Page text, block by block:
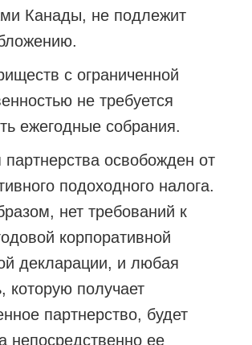
Канады, не подлежит
с ограниченной
не требуется
ежегодные собрания.
партнерства освобожден от
подоходного налога.
нет требований к
корпоративной
декларации, и любая
которую получает
партнерство, будет
непосредственно ее